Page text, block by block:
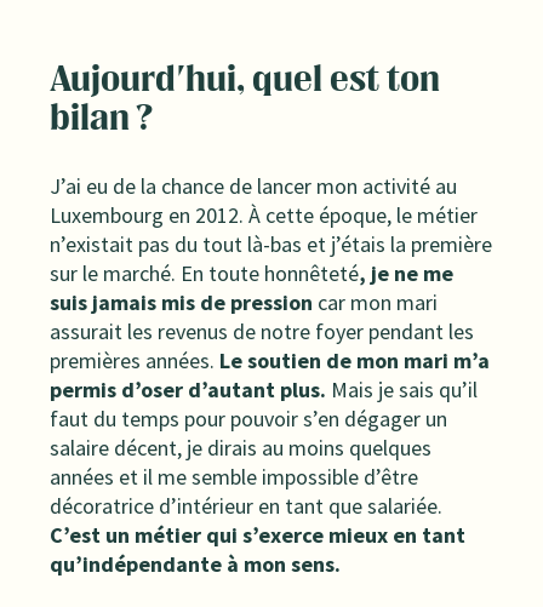
Aujourd'hui, quel est ton
bilan ?
J’ai eu de la chance de lancer mon activité au
Luxembourg en 2012. À cette époque, le métier
n’existait pas du tout là-bas et j’étais la première
sur le marché. En toute honnêteté, je ne me
suis jamais mis de pression car mon mari
assurait les revenus de notre foyer pendant les
premières années. Le soutien de mon mari m’a
permis d’oser d’autant plus. Mais je sais qu’il
faut du temps pour pouvoir s’en dégager un
salaire décent, je dirais au moins quelques
années et il me semble impossible d’être
décoratrice d’intérieur en tant que salariée.
C’est un métier qui s’exerce mieux en tant
qu’indépendante à mon sens.